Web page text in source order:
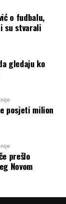
o fudbalu,
su stvarali
gledaju ko
posjeti milion
prešlo
Novom